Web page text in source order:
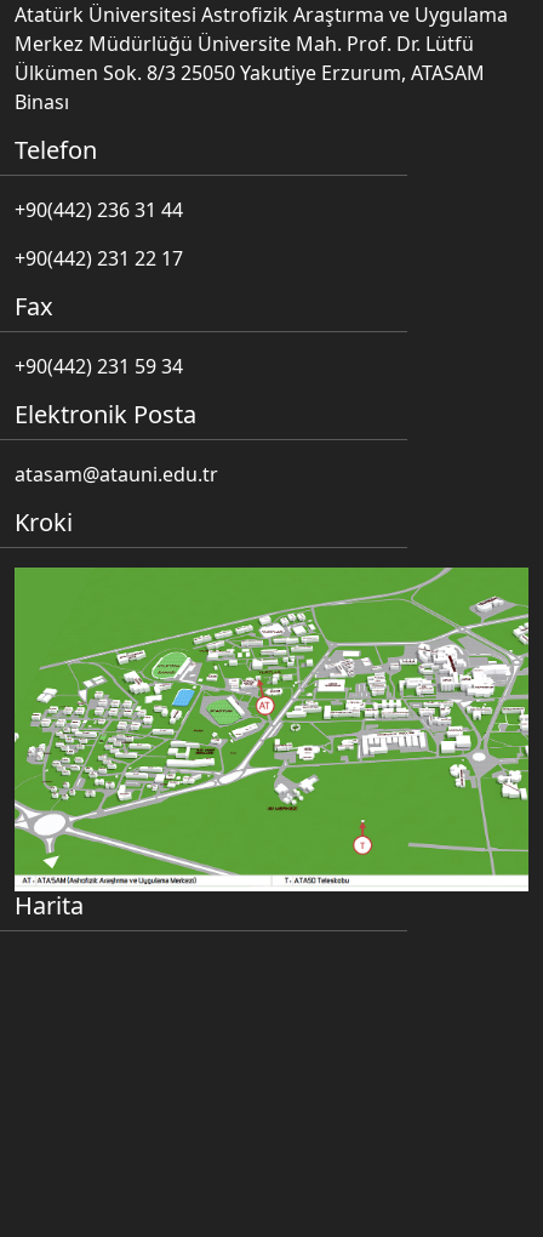
Atatürk Üniversitesi Astrofizik Araştırma ve Uygulama
Merkez Müdürlüğü Üniversite Mah. Prof. Dr. Lütfü
Ülkümen Sok. 8/3 25050 Yakutiye Erzurum, ATASAM
Binası
Telefon
+90(442) 236 31 44
+90(442) 231 22 17
Fax
+90(442) 231 59 34
Elektronik Posta
atasam@atauni.edu.tr
Kroki
Harita